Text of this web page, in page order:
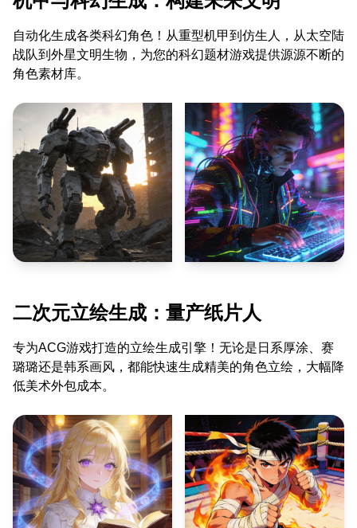
自动化生成各类科幻角色！从重型机甲到仿生人，从太空陆
战队到外星文明生物，为您的科幻题材游戏提供源源不断的
角色素材库。
二次元立绘生成：量产纸片人
专为ACG游戏打造的立绘生成引擎！无论是日系厚涂、赛
璐璐还是韩系画风，都能快速生成精美的角色立绘，大幅降
低美术外包成本。